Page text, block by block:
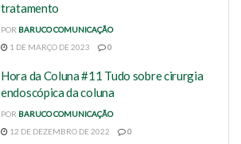
tratamento
POR BARUCO COMUNICAÇÃO
1 DE MARÇO DE 2023
0
Hora da Coluna #11 Tudo sobre cirurgia
endoscópica da coluna
POR BARUCO COMUNICAÇÃO
12 DE DEZEMBRO DE 2022
0